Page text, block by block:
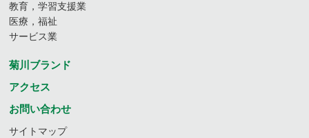
教育，学習支援業
医療，福祉
サービス業
菊川ブランド
アクセス
お問い合わせ
サイトマップ